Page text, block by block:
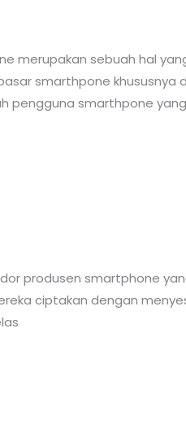
merupakan sebuah hal
smarthpone khususnya
pengguna smarthpone
produsen smartphone
ciptakan dengan